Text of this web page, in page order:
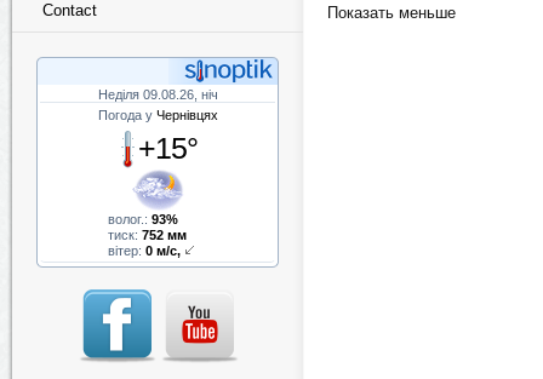
Contact
Неділя 09.08.26, ніч
Погода у Чернівцях
+15°
волог.: 93%
тиск: 752 мм
вітер: 0 м/с,
Показать меньше